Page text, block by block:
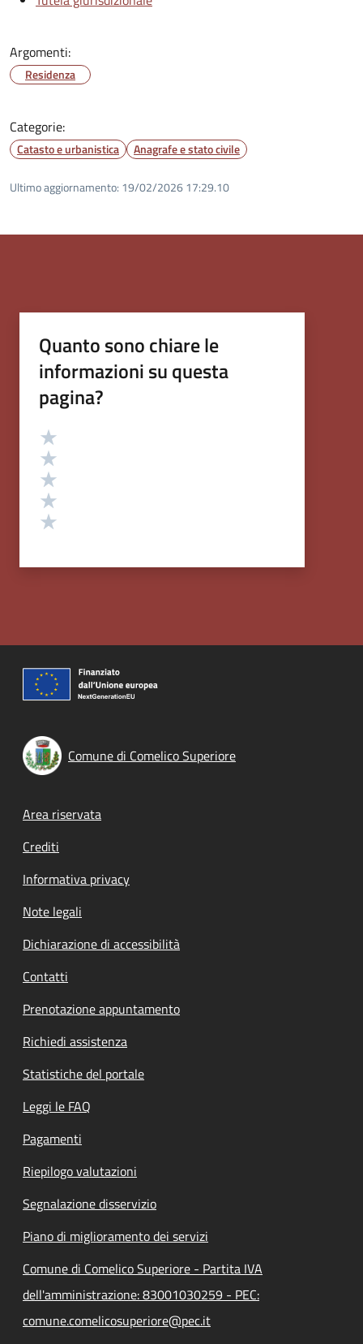
Argomenti:
Residenza
Categorie:
Catasto e urbanistica Anagrafe e stato civile
Ultimo aggiornamento: 19/02/2026 17:29.10
Quanto sono chiare le
informazioni su questa
pagina?
Valutazione
Comune di Comelico Superiore
Footer menu
Area riservata
Crediti
Informativa privacy
Note legali
Dichiarazione di accessibilità
Contatti
Prenotazione appuntamento
Richiedi assistenza
Statistiche del portale
Leggi le FAQ
Pagamenti
Riepilogo valutazioni
Segnalazione disservizio
Piano di miglioramento dei servizi
Comune di Comelico Superiore - Partita IVA
dell'amministrazione: 83001030259 - PEC:
comune.comelicosuperiore@pec.it